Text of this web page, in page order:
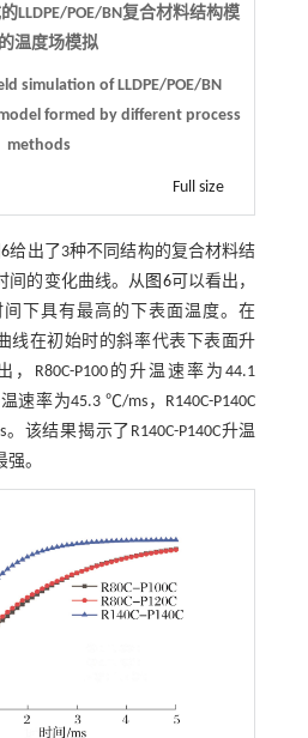
LLDPE/POE/BN复合材料结构模
温度场模拟
simulation of LLDPE/POE/BN
formed by different process
methods
Full size
给出了3种不同结构的复合材料结
间的变化曲线。从图6可以看出，
间下具有最高的下表面温度。在
线在初始时的斜率代表下表面升
R80C-P100的升温速率为44.1
速率为45.3 ℃/ms，R140C-P140C
该结果揭示了R140C-P140C升温
。